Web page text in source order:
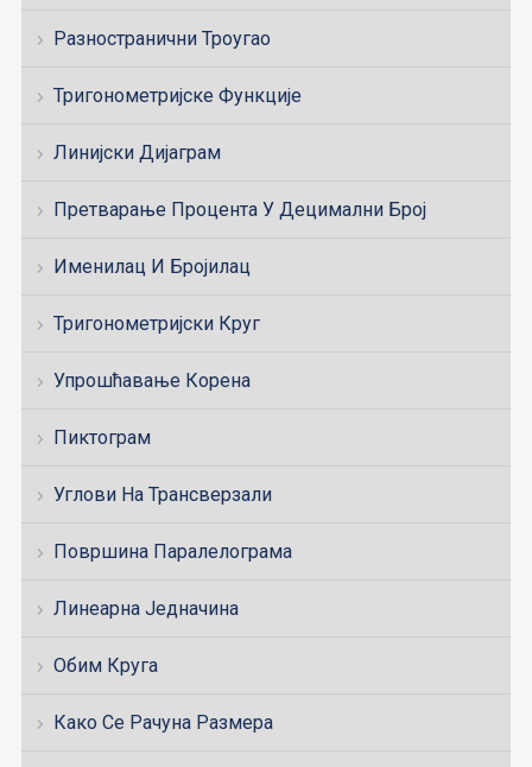
Разностранични Троугао
Тригонометријске Функције
Линијски Дијаграм
Претварање Процента У Децимални Број
Именилац И Бројилац
Тригонометријски Круг
Упрошћавање Корена
Пиктограм
Углови На Трансверзали
Површина Паралелограма
Линеарна Једначина
Обим Круга
Како Се Рачуна Размера